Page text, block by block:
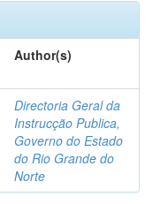
Author(s)
Directoria Geral da
Instrucção Publica,
Governo do Estado
do Rio Grande do
Norte